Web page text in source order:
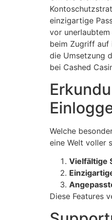
einzigartige
vor
beim Zugriff auf
die Umsetzung
bei Cashed
Welche
eine Welt voller
Vielfältige
Diese Features